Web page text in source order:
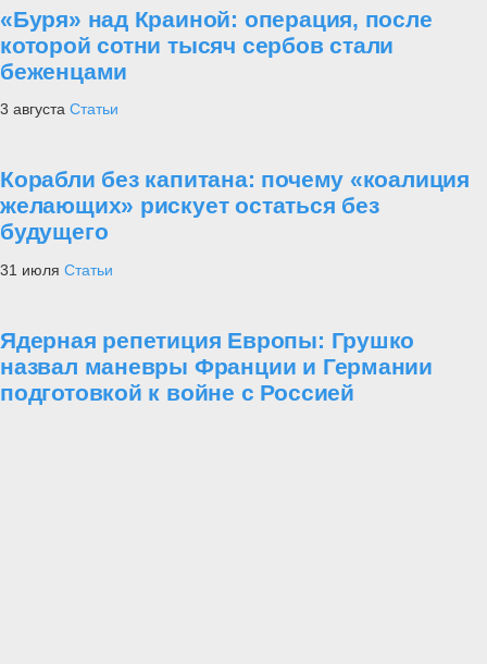
«Буря» над Краиной: операция, после
которой сотни тысяч сербов стали
беженцами
3 августа Статьи
Корабли без капитана: почему «коалиция
желающих» рискует остаться без
будущего
31 июля Статьи
Ядерная репетиция Европы: Грушко
назвал маневры Франции и Германии
подготовкой к войне с Россией